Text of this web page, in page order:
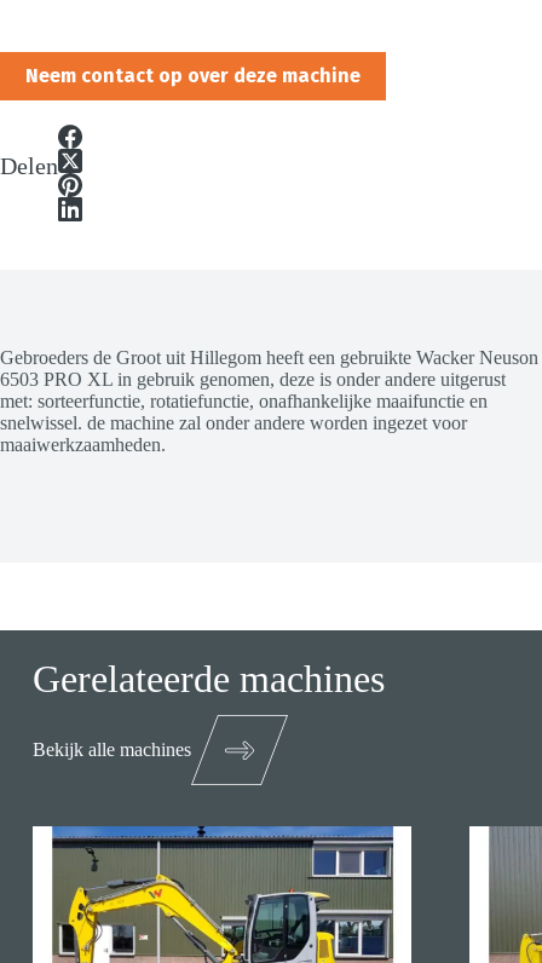
Neem contact op over deze machine
Delen
Gebroeders de Groot uit Hillegom heeft een gebruikte Wacker Neuson
6503 PRO XL in gebruik genomen, deze is onder andere uitgerust
met: sorteerfunctie, rotatiefunctie, onafhankelijke maaifunctie en
snelwissel. de machine zal onder andere worden ingezet voor
maaiwerkzaamheden.
Gerelateerde machines
Bekijk alle machines